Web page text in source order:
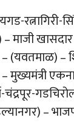
रत्नागिरी-
माजी
– (यवतमाळ) –
मुख्यमंत्री
चंद्रपूर-
–